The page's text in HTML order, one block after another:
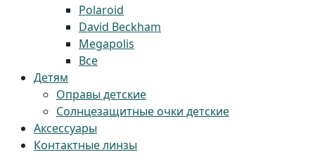
Polaroid
David Beckham
Megapolis
Все
Детям
Оправы детские
Солнцезащитные очки детские
Аксессуары
Контактные линзы